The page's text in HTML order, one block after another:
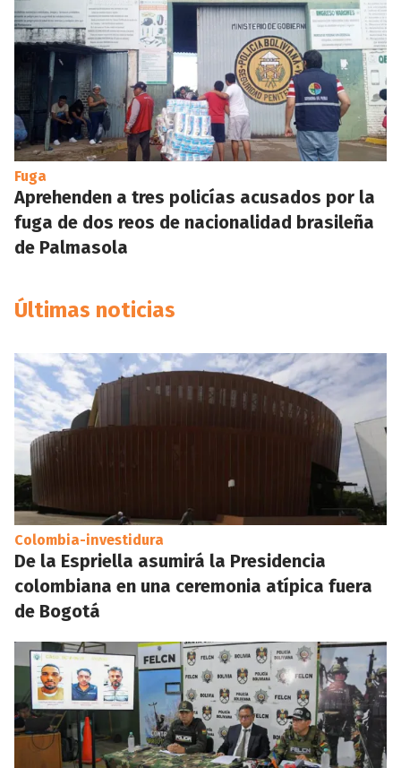
Fuga
Aprehenden a tres policías acusados por la
fuga de dos reos de nacionalidad brasileña
de Palmasola
Últimas noticias
Colombia-investidura
De la Espriella asumirá la Presidencia
colombiana en una ceremonia atípica fuera
de Bogotá